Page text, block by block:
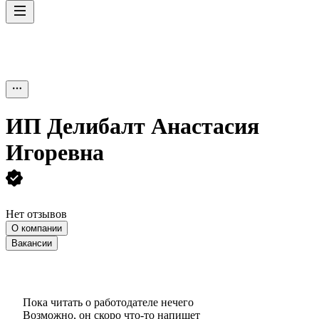
ИП Делибалт Анастасия
Игоревна
Нет отзывов
О компании
Вакансии
Пока читать о работодателе нечего
Возможно, он скоро что‑то напишет